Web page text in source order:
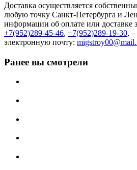
Доставка осуществляется
любую точку Санкт-Петербурга и
информации об оплате или доставке
+7(952)289-45-46, +7(952)289-19-30,
электронную почту:
Ранее вы смотрели